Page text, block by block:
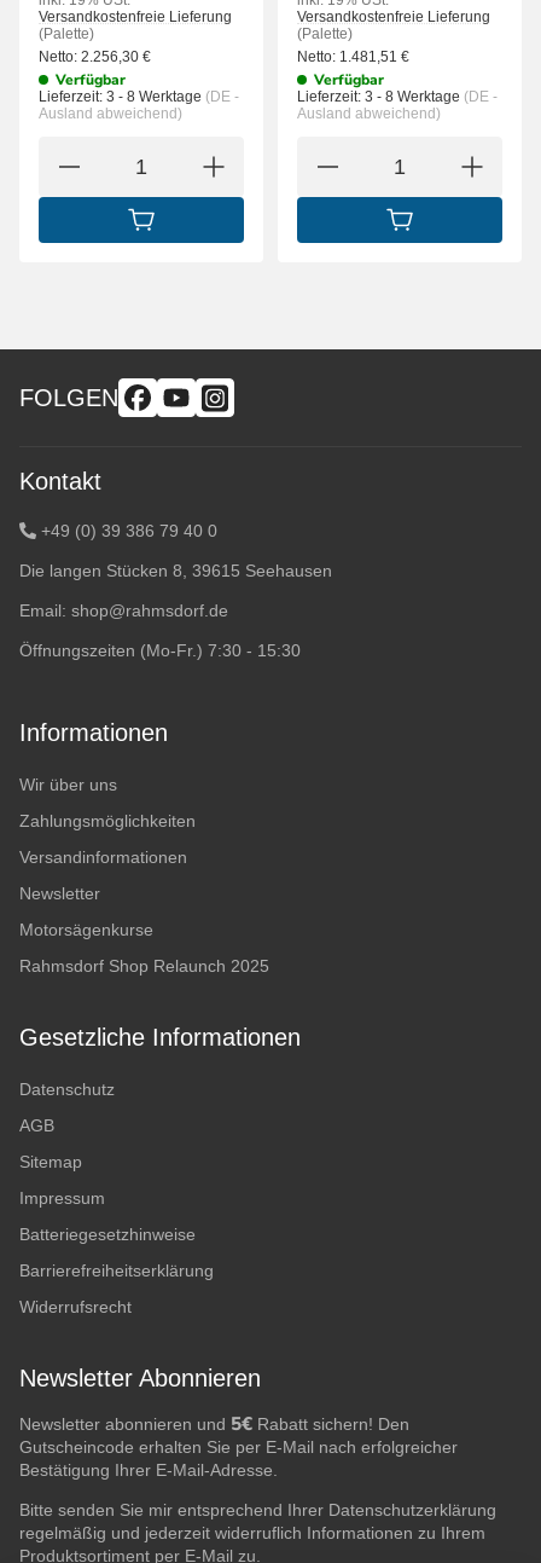
Versandkostenfreie Lieferung
(Palette)
Netto: 2.256,30 €
Verfügbar
Lieferzeit: 3 - 8 Werktage (DE -
Ausland abweichend)
IN DEN WARENKORB
Versandkostenfreie Lieferung
(Palette)
Netto: 1.481,51 €
Verfügbar
Lieferzeit: 3 - 8 Werktage (DE -
Ausland abweichend)
IN DEN
FOLGEN
Kontakt
+49 (0) 39 386 79 40 0
Die langen Stücken 8, 39615 Seehausen
Email: shop@rahmsdorf.de
Öffnungszeiten (Mo-Fr.) 7:30 - 15:30
Informationen
Wir über uns
Zahlungsmöglichkeiten
Versandinformationen
Newsletter
Motorsägenkurse
Rahmsdorf Shop Relaunch 2025
Gesetzliche Informationen
Datenschutz
AGB
Sitemap
Impressum
Batteriegesetzhinweise
Barrierefreiheitserklärung
Widerrufsrecht
Newsletter Abonnieren
Newsletter abonnieren und 5€ Rabatt sichern! Den
Gutscheincode erhalten Sie per E-Mail nach erfolgreicher
Bestätigung Ihrer E-Mail-Adresse.
Bitte senden Sie mir entsprechend Ihrer Datenschutzerklärung
regelmäßig und jederzeit widerruflich Informationen zu Ihrem
Produktsortiment per E-Mail zu.